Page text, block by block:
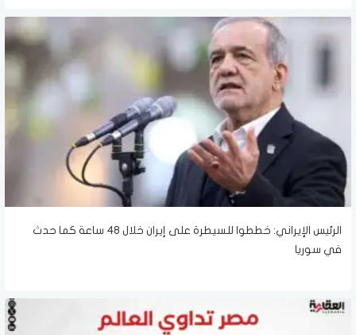
الرئيس الإيراني: خططوا للسيطرة على إيران خلال 48 ساعة كما حدث
في سوريا